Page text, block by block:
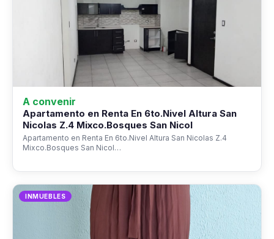
A convenir
Apartamento en Renta En 6to.Nivel Altura San
Nicolas Z.4 Mixco.Bosques San Nicol
Apartamento en Renta En 6to.Nivel Altura San Nicolas Z.4
Mixco.Bosques San Nicol…
INMUEBLES